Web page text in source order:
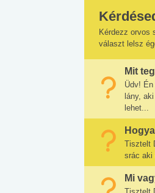
Kérdezz orvos
választ lelsz
Mit
Üdv!
lány,
lehet...
Tisztelt
srác aki
Mi